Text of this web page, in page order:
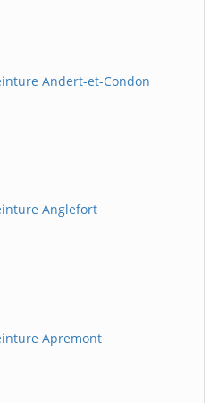
Andert-et-Condon
Anglefort
Apremont